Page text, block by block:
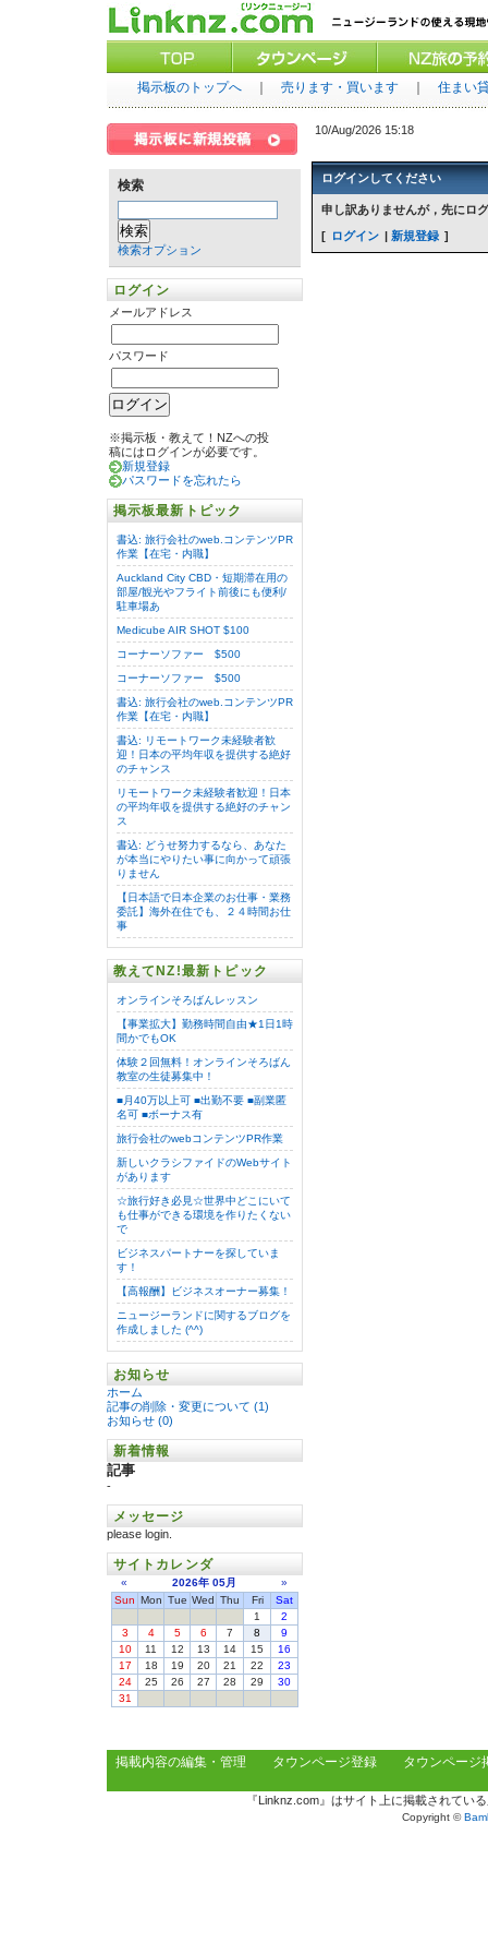
掲示板のトップへ｜ 売ります・買います｜ 住まい
検索
検索オプション
ログイン
メールアドレス
パスワード
※掲示板・教えて！NZへの投
稿にはログインが必要です。
新規登録
パスワードを忘れたら
掲示板最新トピック
書込: 旅行会社のweb.コンテンツPR
作業【在宅・内職】
Auckland City CBD・短期滞在用の
部屋/観光やフライト前後にも便利/
駐車場あ
Medicube AIR SHOT $100
コーナーソファー $500
コーナーソファー $500
書込: 旅行会社のweb.コンテンツPR
作業【在宅・内職】
書込: リモートワーク未経験者歓
迎！日本の平均年収を提供する絶好
のチャンス
リモートワーク未経験者歓迎！日本
の平均年収を提供する絶好のチャン
ス
書込: どうせ努力するなら、あなた
が本当にやりたい事に向かって頑張
りません
【日本語で日本企業のお仕事・業務
委託】海外在住でも、２４時間お仕
事
教えてNZ!最新トピック
オンラインそろばんレッスン
【事業拡大】勤務時間自由★1日1時
間かでもOK
体験２回無料！オンラインそろばん
教室の生徒募集中！
■月40万以上可 ■出勤不要 ■副業匿
名可 ■ボーナス有
旅行会社のwebコンテンツPR作業
新しいクラシファイドのWebサイト
があります
☆旅行好き必見☆世界中どこにいて
も仕事ができる環境を作りたくない
で
ビジネスパートナーを探していま
す！
【高報酬】ビジネスオーナー募集！
ニュージーランドに関するブログを
作成しました (^^)
お知らせ
ホーム
記事の削除・変更について (1)
お知らせ (0)
新着情報
記事
-
メッセージ
please login.
サイトカレンダ
« 2026年 05月
»
Sun Mon Tue Wed Thu Fri
Sat
1
2
3
4 5 6 7 8
9
10
11 12 13 14 15
16
17
18 19 20 21 22
23
24
25 26 27 28 29
30
31
10/Aug/2026 15:18
ログインしてください
申し訳ありませんが，先にロ
ログイン
新規登録
掲載内容の編集・管理 タウンページ登録 タウンページ
『Linknz.com』はサイト上に掲載されてい
Copyright ©